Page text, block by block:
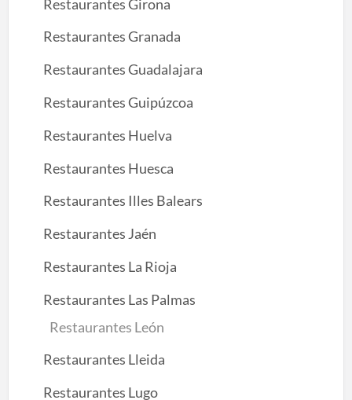
Restaurantes Girona
Restaurantes Granada
Restaurantes Guadalajara
Restaurantes Guipúzcoa
Restaurantes Huelva
Restaurantes Huesca
Restaurantes Illes Balears
Restaurantes Jaén
Restaurantes La Rioja
Restaurantes Las Palmas
Restaurantes León
Restaurantes Lleida
Restaurantes Lugo